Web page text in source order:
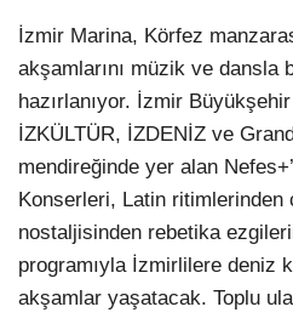
İzmir Marina, Körfez
akşamlarını müzik ve dansla
hazırlanıyor. İzmir
İZKÜLTÜR, İZDENİZ ve
mendireğinde yer alan
Konserleri, Latin ritimlerinden
nostaljisinden rebetika
programıyla İzmirlilere deniz
akşamlar yaşatacak. Toplu